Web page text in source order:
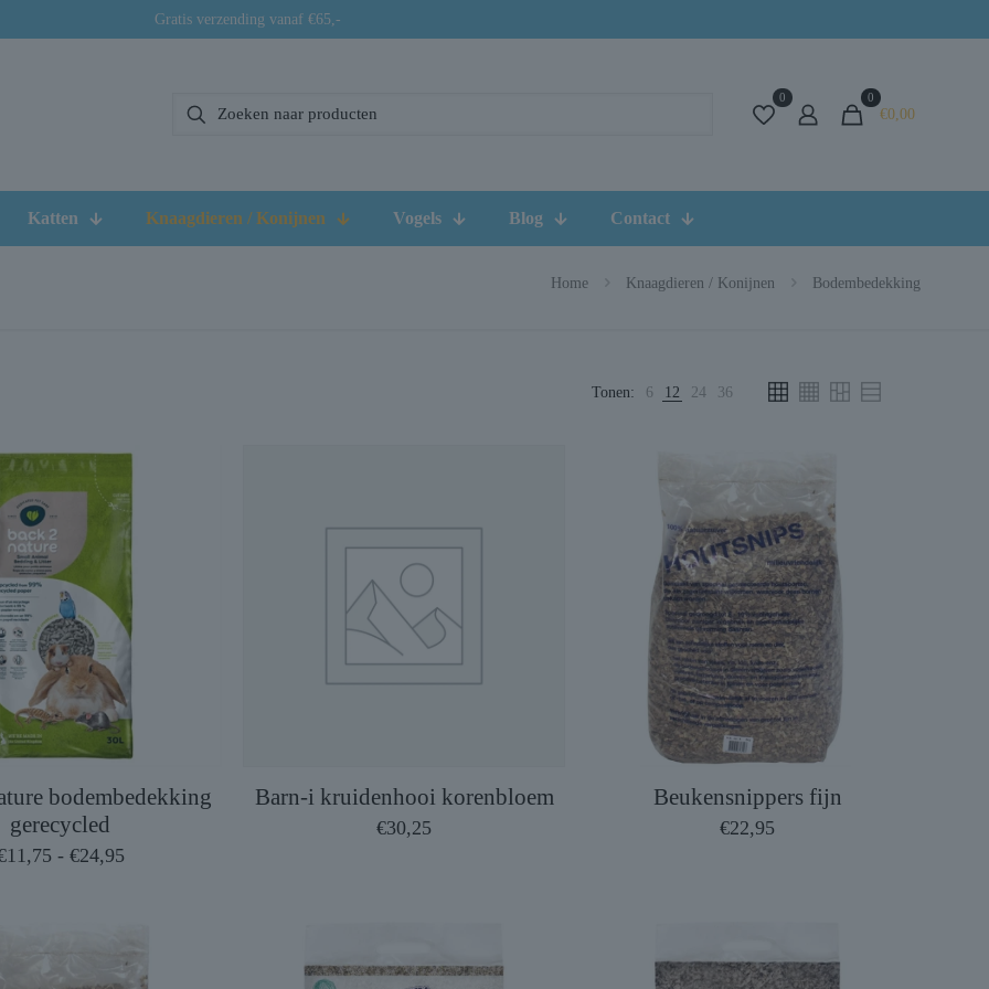
Gratis verzending vanaf €65,-
0 0
€0,00
Katten Knaagdieren / Konijnen Vogels Blog Contact
Home Knaagdieren / Konijnen Bodembedekking
Tonen: 6 12 24 36
bodembedekking
gerecycled
11,75 - €24,95Prijsklasse:
Barn-i kruidenhooi korenbloem
€30,25
Beukensnippers fijn
€22,95